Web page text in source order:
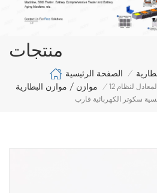
منتجات
الصفحة الرئيسية /
موازن / موازن البطارية / 12 فولت بطارية الرصاص الحمضية المعادل لنظام
سكوتر الكهربائية قارب